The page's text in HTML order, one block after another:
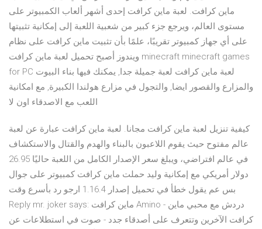
ماين كرافت. لعبة ماين كرافت إحدى أشهر ألعاب الكمبيوتر على
مستوى العالم، ويرجع جزء كبير من شعبية اللعبة إلى إمكانية تثبيتها
على أي جهاز كمبيوتر تقريبًا، علمًا بأن تثبيت ماين كرافت على نظام
ويندوز أصبح تحميل لعبة ماين كرافت minecraft minecraft games
for PC لعبة ماين كرافت لعبة جميلة جدا, يمكنك فيها بناء البيوت
والمزارع والقصور ايضا, والتجول في مزارع هولندا الكبيرة, مع امكانية
اللعب مع الاصدقاء اون لا
كيفية تنزيل لعبة ماين كرافت مجانا. لعبة ماين كرافت عبارة عن لعبة
عالم مفتوح حيث يقوم اللاعبون بالبناء والهدم والقتال والاستكشاف
في عالم افتراضي، ويبلغ سعر الإصدار الكامل من اللعبة حاليًا 26.95
دولار أمريكي مع إمكانية وليد حملت ماين كرافت كمبيوتر على جوال
بس عم يقول خطأ في تحميل إصدار 1.16.4 ارجو رد بأسرع وقت
Reply mr. joker says: ماين كرافت Amino - دردش مع محبي ماين
كرافت الآخرين وتتعرف على أصدقاء جدد - صوت في استطلاعات عن